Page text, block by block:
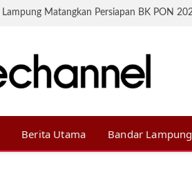
Berita Utama Bandar Lampung